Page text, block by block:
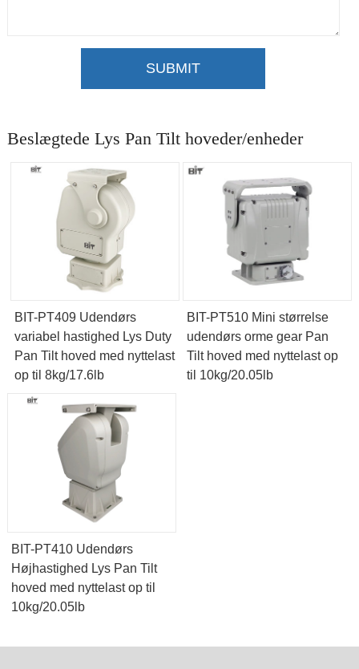
SUBMIT
Beslægtede Lys Pan Tilt hoveder/enheder
BIT-PT409 Udendørs
variabel hastighed Lys Duty
Pan Tilt hoved med nyttelast
op til 8kg/17.6lb
BIT-PT510 Mini størrelse
udendørs orme gear Pan
Tilt hoved med nyttelast op
til 10kg/20.05lb
BIT-PT410 Udendørs
Højhastighed Lys Pan Tilt
hoved med nyttelast op til
10kg/20.05lb